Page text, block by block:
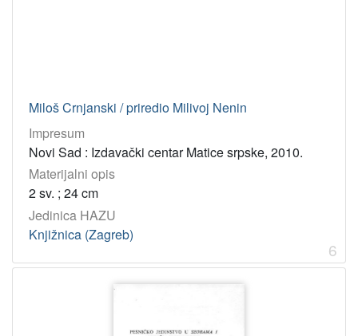
Miloš Crnjanski / priredio Milivoj Nenin
Impresum
Novi Sad : Izdavački centar Matice srpske, 2010.
Materijalni opis
2 sv. ; 24 cm
Jedinica HAZU
Knjižnica (Zagreb)
6